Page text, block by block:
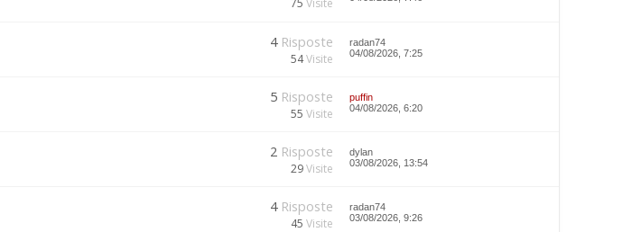
75 Visite
4 Risposte
54Visite
radan74
04/08/2026, 7:25
5 Risposte
55 Visite
puffin
04/08/2026, 6:20
2 Risposte
29Visite
dylan
03/08/2026, 13:54
4 Risposte
45 Visite
radan74
03/08/2026, 9:26